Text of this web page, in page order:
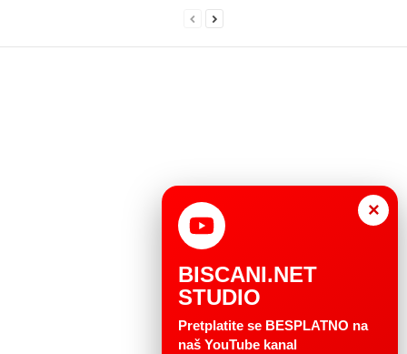
×
BISCANI.NET
STUDIO
Pretplatite se BESPLATNO na
naš YouTube kanal